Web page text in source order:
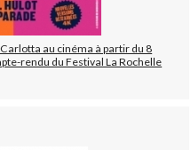
au cinéma à partir du 8
rendu du Festival La Rochelle